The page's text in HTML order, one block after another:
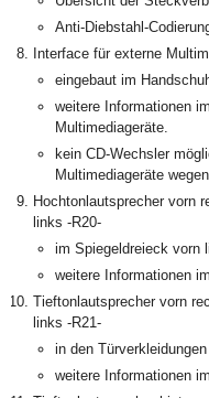
Anti-Diebstahl-
Interface für externe
eingebaut im
weitere Informationen
Multimediageräte.
kein CD-Wechsler
Multimediageräte
Hochtonlautsprecher vorn
links -R20-
im Spiegeldreieck vorn
weitere Informationen
Tieftonlautsprecher vorn
links -R21-
in den
weitere Informationen